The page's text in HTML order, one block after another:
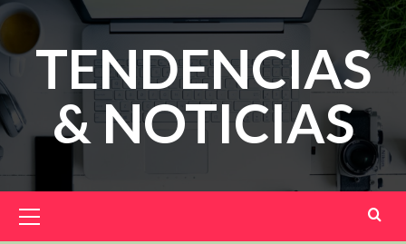
Saltar
contenidoTENDENCIAS
& NOTICIAS
principal